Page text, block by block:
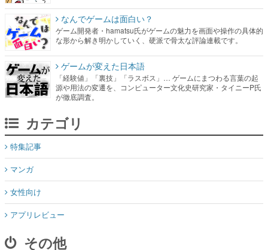
なんでゲームは面白い？
ゲーム開発者・hamatsu氏がゲームの魅力を画面や操作の具体的
な形から解き明かしていく、硬派で骨太な評論連載です。
ゲームが変えた日本語
「経験値」「裏技」「ラスボス」… ゲームにまつわる言葉の起
源や用法の変遷を、コンピューター文化史研究家・タイニーP氏
が徹底調査。
カテゴリ
特集記事
マンガ
女性向け
アプリレビュー
その他